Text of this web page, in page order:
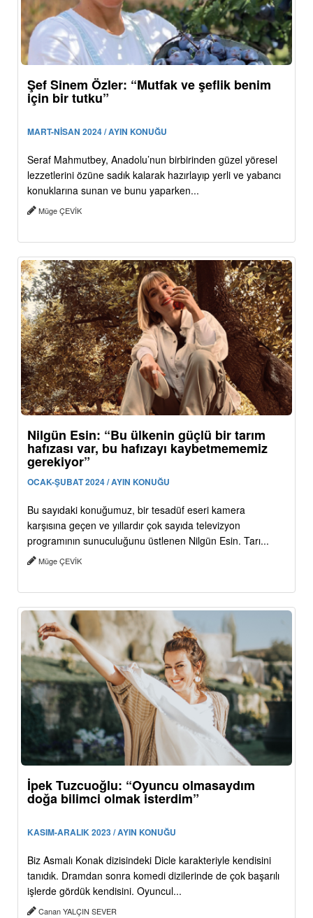
Şef Sinem Özler: “Mutfak ve şeflik benim
için bir tutku”
MART-NİSAN 2024 / AYIN KONUĞU
Seraf Mahmutbey, Anadolu’nun birbirinden güzel yöresel
lezzetlerini özüne sadık kalarak hazırlayıp yerli ve yabancı
konuklarına sunan ve bunu yaparken...
Müge ÇEVİK
Nilgün Esin: “Bu ülkenin güçlü bir tarım
hafızası var, bu hafızayı kaybetmememiz
gerekiyor”
OCAK-ŞUBAT 2024 / AYIN KONUĞU
Bu sayıdaki konuğumuz, bir tesadüf eseri kamera
karşısına geçen ve yıllardır çok sayıda televizyon
programının sunuculuğunu üstlenen Nilgün Esin. Tarı...
Müge ÇEVİK
İpek Tuzcuoğlu: “Oyuncu olmasaydım
doğa bilimci olmak isterdim”
KASIM-ARALIK 2023 / AYIN KONUĞU
Biz Asmalı Konak dizisindeki Dicle karakteriyle kendisini
tanıdık. Dramdan sonra komedi dizilerinde de çok başarılı
işlerde gördük kendisini. Oyuncul...
Canan YALÇIN SEVER